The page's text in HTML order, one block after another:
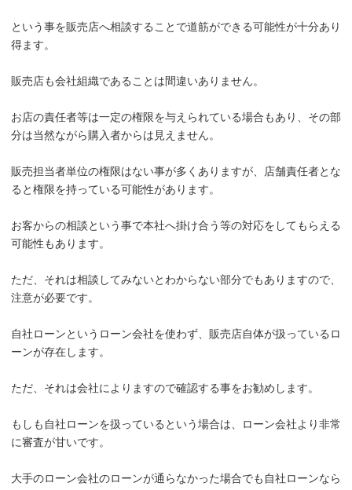
という事を販売店へ相談することで道筋ができる可能性が十分あり
得ます。
販売店も会社組織であることは間違いありません。
お店の責任者等は一定の権限を与えられている場合もあり、その部
分は当然ながら購入者からは見えません。
販売担当者単位の権限はない事が多くありますが、店舗責任者とな
ると権限を持っている可能性があります。
お客からの相談という事で本社へ掛け合う等の対応をしてもらえる
可能性もあります。
ただ、それは相談してみないとわからない部分でもありますので、
注意が必要です。
自社ローンというローン会社を使わず、販売店自体が扱っているロ
ーンが存在します。
ただ、それは会社によりますので確認する事をお勧めします。
もしも自社ローンを扱っているという場合は、ローン会社より非常
に審査が甘いです。
大手のローン会社のローンが通らなかった場合でも自社ローンなら